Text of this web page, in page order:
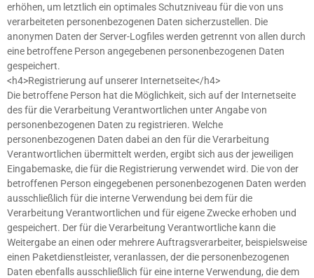
erhöhen, um letztlich ein optimales Schutzniveau für die von uns
verarbeiteten personenbezogenen Daten sicherzustellen. Die
anonymen Daten der Server-Logfiles werden getrennt von allen durch
eine betroffene Person angegebenen personenbezogenen Daten
gespeichert.
<h4>Registrierung auf unserer Internetseite</h4>
Die betroffene Person hat die Möglichkeit, sich auf der Internetseite
des für die Verarbeitung Verantwortlichen unter Angabe von
personenbezogenen Daten zu registrieren. Welche
personenbezogenen Daten dabei an den für die Verarbeitung
Verantwortlichen übermittelt werden, ergibt sich aus der jeweiligen
Eingabemaske, die für die Registrierung verwendet wird. Die von der
betroffenen Person eingegebenen personenbezogenen Daten werden
ausschließlich für die interne Verwendung bei dem für die
Verarbeitung Verantwortlichen und für eigene Zwecke erhoben und
gespeichert. Der für die Verarbeitung Verantwortliche kann die
Weitergabe an einen oder mehrere Auftragsverarbeiter, beispielsweise
einen Paketdienstleister, veranlassen, der die personenbezogenen
Daten ebenfalls ausschließlich für eine interne Verwendung, die dem